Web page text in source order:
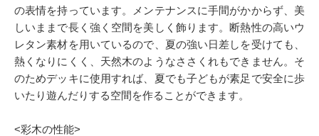
の表情を持っています。メンテナンスに手間がかからず、美
しいままで長く強く空間を美しく飾ります。断熱性の高いウ
レタン素材を用いているので、夏の強い日差しを受けても、
熱くなりにくく、天然木のようなささくれもできません。そ
のためデッキに使用すれば、夏でも子どもが素足で安全に歩
いたり遊んだりする空間を作ることができます。
<彩木の性能>